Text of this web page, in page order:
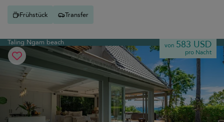
Frühstück Transfer
Taling Ngam beach von 583 USD
pro Nacht